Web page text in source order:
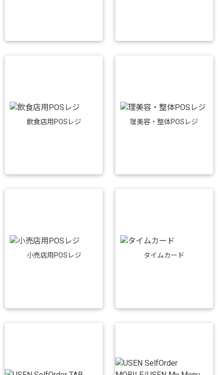
飲食店用POSレジ 理美容・整体POSレジ
小売店用POSレジ タイムカード